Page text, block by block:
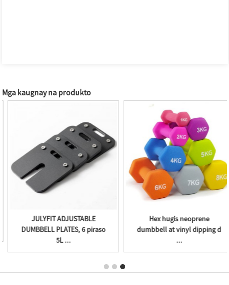
Mga kaugnay na produkto
JULYFIT ADJUSTABLE
DUMBBELL PLATES, 6 piraso
5L ...
Hex hugis neoprene
dumbbell at vinyl dipping d